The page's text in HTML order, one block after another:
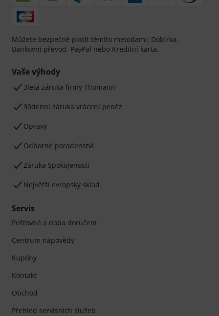
Můžete bezpečně platit těmito metodami: Dobírka,
Bankovní převod, PayPal nebo Kreditní karta.
Vaše výhody
3letá záruka firmy Thomann
30denní záruka vrácení peněz
Opravy
Odborné poradenství
Záruka Spokojenosti
Největší evropský sklad
Servis
Poštovné a doba doručení
Centrum nápovědy
Kupóny
Kontakt
Obchod
Přehled servisních služeb